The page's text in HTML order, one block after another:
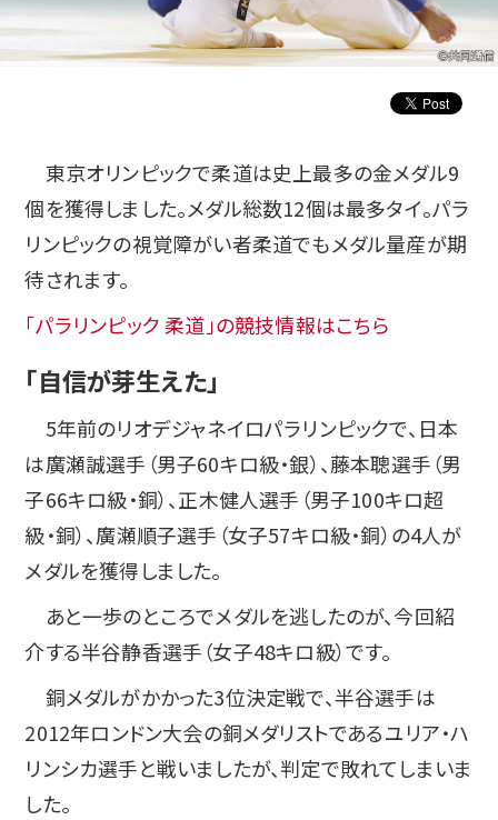
東京オリンピックで柔道は史上最多の金メダル9
個を獲得しました。メダル総数12個は最多タイ。パラ
リンピックの視覚障がい者柔道でもメダル量産が期
待されます。
「パラリンピック 柔道」の競技情報はこちら
「自信が芽生えた」
5年前のリオデジャネイロパラリンピックで、日本
は廣瀬誠選手（男子60キロ級・銀）、藤本聰選手（男
子66キロ級・銅）、正木健人選手（男子100キロ超
級・銅）、廣瀬順子選手（女子57キロ級・銅）の4人が
メダルを獲得しました。
あと一歩のところでメダルを逃したのが、今回紹
介する半谷静香選手（女子48キロ級）です。
銅メダルがかかった3位決定戦で、半谷選手は
2012年ロンドン大会の銅メダリストであるユリア・ハ
リンシカ選手と戦いましたが、判定で敗れてしまいま
した。